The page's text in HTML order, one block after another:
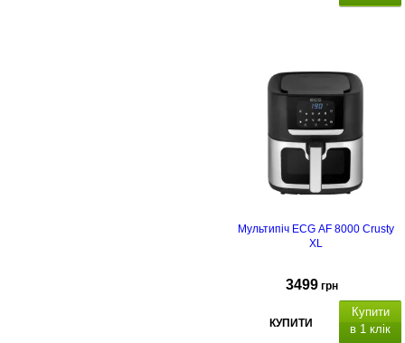
Мультипіч ECG AF 8000 Crusty
XL
3499 грн
КУПИТИ
Купити
в 1 клік